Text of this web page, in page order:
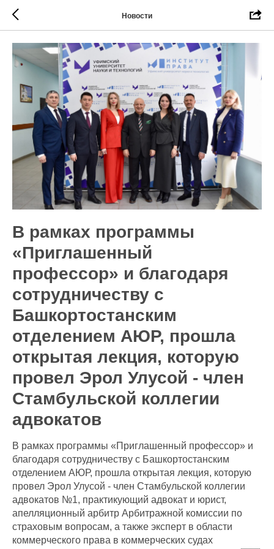
Новости
В рамках программы
«Приглашенный
профессор» и благодаря
сотрудничеству с
Башкортостанским
отделением АЮР, прошла
открытая лекция, которую
провел Эрол Улусой - член
Стамбульской коллегии
адвокатов
В рамках программы «Приглашенный профессор» и
благодаря сотрудничеству с Башкортостанским
отделением АЮР, прошла открытая лекция, которую
провел Эрол Улусой - член Стамбульской коллегии
адвокатов №1, практикующий адвокат и юрист,
апелляционный арбитр Арбитражной комиссии по
страховым вопросам, а также эксперт в области
коммерческого права в коммерческих судах